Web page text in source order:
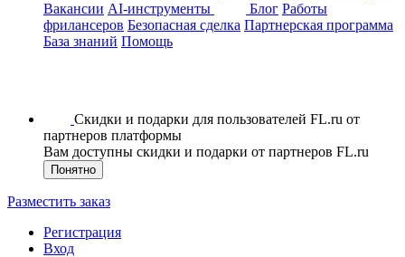
Вакансии AI-инструменты Блог Работы
фрилансеров Безопасная сделка Партнерская программа
База знаний Помощь
Скидки и подарки для пользователей FL.ru от
партнеров платформы
Вам доступны скидки и подарки от партнеров FL.ru
Понятно
Разместить заказ
Регистрация
Вход